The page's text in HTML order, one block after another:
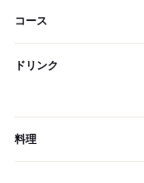
コース
ドリンク
料理